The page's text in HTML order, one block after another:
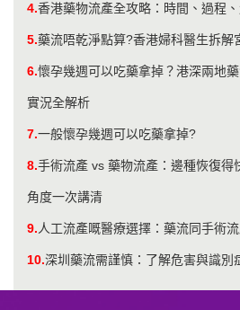
4.香港藥物流產全攻略：時間、過程
5.藥流唔乾淨點算?香港婦科醫生拆解
6.懷孕幾週可以吃藥拿掉？港深兩地
實況全解析
7.一般懷孕幾週可以吃藥拿掉?
8.手術流產 vs 藥物流產：邊種恢復得
角度一次講清
9.人工流產嘅醫療選擇：藥流同手術
10.深圳藥流需謹慎：了解危害與識別